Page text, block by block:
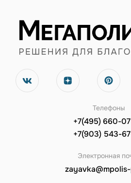
Телефоны
+7(495) 660-
+7(903) 543-
Электронная